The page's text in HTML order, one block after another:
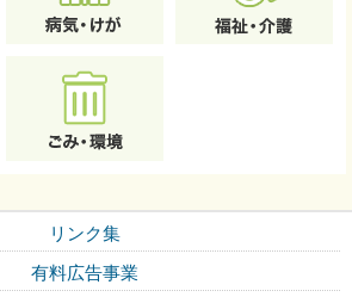
リンク集
有料広告事業